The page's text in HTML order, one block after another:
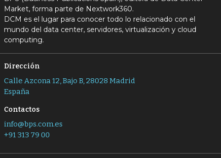
Market, forma parte de Nextwork360.
DCM es el lugar para conocer todo lo relacionado con el
mundo del data center, servidores, virtualización y cloud
computing.
Dirección
Calle Azcona 12, Bajo B, 28028 Madrid
España
Contactos
info@bps.com.es
+91 313 79 00